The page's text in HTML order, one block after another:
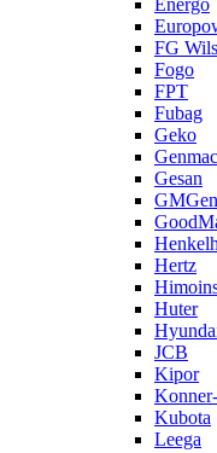
Energo
FG
Fogo
FPT
Fubag
Geko
Genmac
Gesan
GMGen
Hertz
Huter
JCB
Kipor
Kubota
Leega